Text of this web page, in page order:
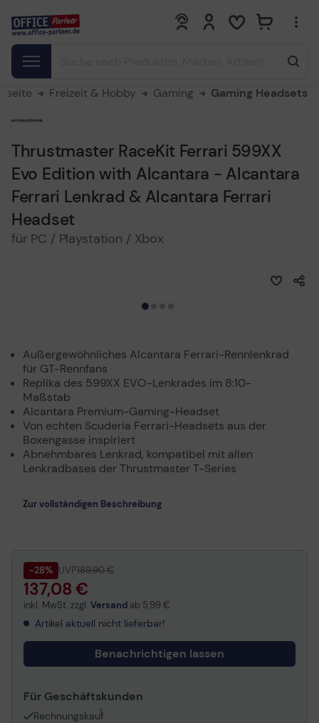
0 0
Freizeit & Hobby Gaming Gaming Headsets
Thrustmaster RaceKit Ferrari 599XX
Evo Edition with Alcantara - Alcantara
Ferrari Lenkrad & Alcantara Ferrari
Headset
für PC / Playstation / Xbox
Außergewöhnliches Alcantara Ferrari-Rennlenkrad
für GT-Rennfans
Replika des 599XX EVO-Lenkrades im 8:10-
Maßstab
Alcantara Premium-Gaming-Headset
Von echten Scuderia Ferrari-Headsets aus der
Boxengasse inspiriert
Abnehmbares Lenkrad, kompatibel mit allen
Lenkradbases der Thrustmaster T-Series
Zur vollständigen Beschreibung
-28% UVP189,90 €
137,08 €
inkl. MwSt. zzgl. Versand ab 5,99 €
Artikel aktuell nicht lieferbar!
Benachrichtigen lassen
Für Geschäftskunden
Rechnungskauf
1